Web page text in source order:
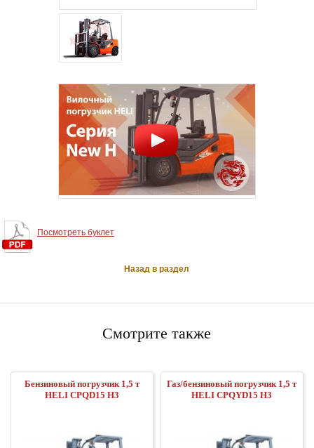
Посмотреть буклет
Назад в раздел
Смотрите также
Бензиновый погрузчик 1,5 т
HELI CPQD15 H3
Газ/бензиновый погрузчик 1,5 т
HELI CPQYD15 H3